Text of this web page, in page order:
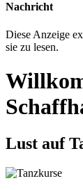
Nachricht
Diese Anzeige
sie zu lesen.
Lust auf